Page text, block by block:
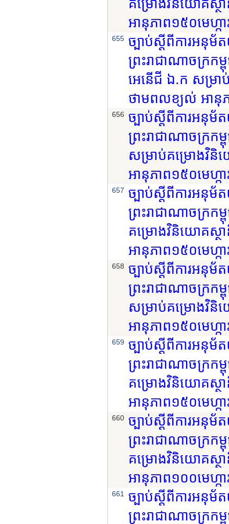
គម្រោងវិនិយោគស្
អានុភាព១៥០មេហ្ក
655 ច្បាប់ស្តីពីការអនុម័
ព្រះរាជាណាចក្រក
អេនើជី ឯ.ក សម្រ
ថាមពលខ្យល់ អានុភ
656 ច្បាប់ស្តីពីការអនុម័
ព្រះរាជាណាចក្រក
សម្រាប់គម្រោងវិ
អានុភាព១៥០មេហ្ក
657 ច្បាប់ស្តីពីការអនុម័
ព្រះរាជាណាចក្រក
គម្រោងវិនិយោគស្
អានុភាព១៥០មេហ្ក
658 ច្បាប់ស្តីពីការអនុម័
ព្រះរាជាណាចក្រ
សម្រាប់គម្រោងវិ
អានុភាព១៥០មេហ្ក
659 ច្បាប់ស្តីពីការអនុម័
ព្រះរាជាណាចក្រ
គម្រោងវិនិយោគស្ថ
អានុភាព១៥០មេហ្ក
660 ច្បាប់ស្តីពីការអនុម័
ព្រះរាជាណាចក្រ
គម្រោងវិនិយោគស្ថ
អានុភាព១០០មេហ្កា
661
ច្បាប់ស្តីពីការអនុម័
ព្រះរាជាណាចក្រក